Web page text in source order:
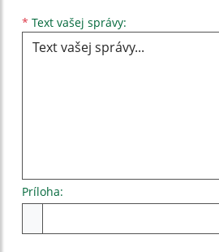
* Text vašej správy:
Príloha: